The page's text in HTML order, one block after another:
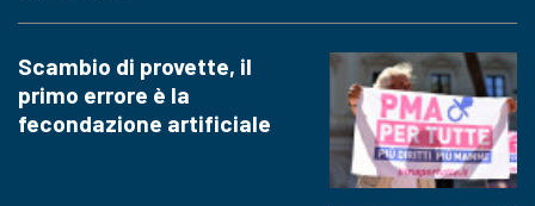
Scambio di provette, il
primo errore è la
fecondazione artificiale